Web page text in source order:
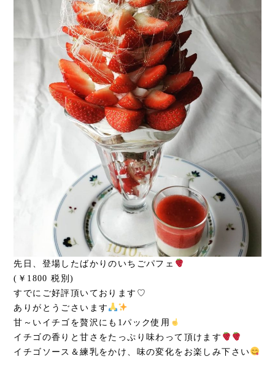
先日、登場したばかりのいちごパフェ
(￥1800 税別)
すでにご好評頂いております♡
ありがとうごさいます
甘～いイチゴを贅沢にも1パック使用
イチゴの香りと甘さをたっぷり味わって頂けます
イチゴソース＆練乳をかけ、味の変化をお楽しみ下さい